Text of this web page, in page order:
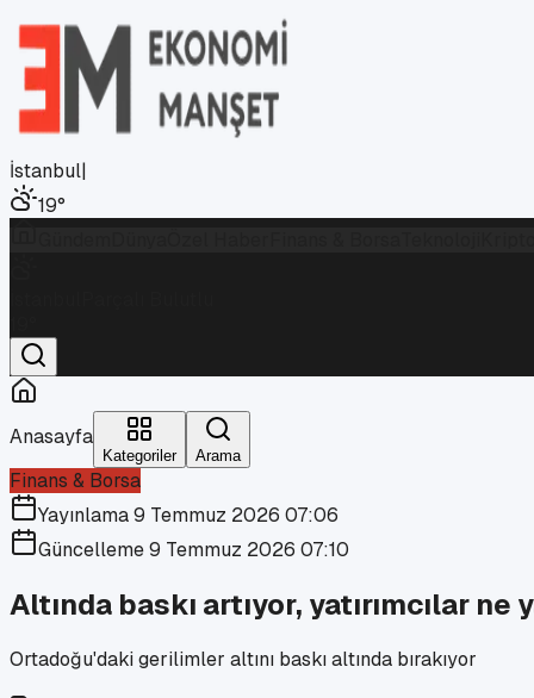
İstanbul|
19°
Anasayfa
Kategoriler Arama
Finans & Borsa
Yayınlama9 Temmuz 2026 07:06
Güncelleme9 Temmuz 2026 07:10
Altında baskı artıyor, yatırımcılar ne
Ortadoğu'daki gerilimler altını baskı altında bırakıyor